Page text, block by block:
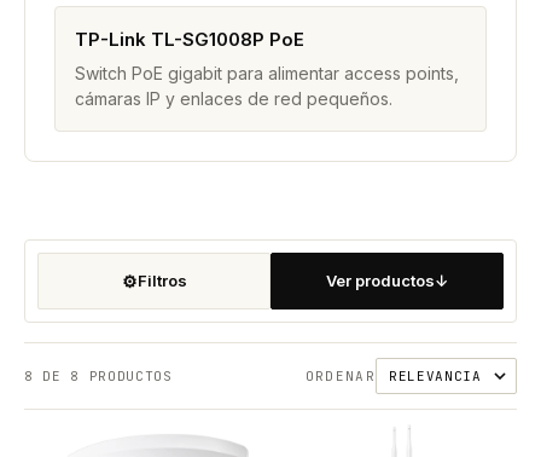
TP-Link TL-SG1008P PoE
Switch PoE gigabit para alimentar access points,
cámaras IP y enlaces de red pequeños.
⚙Filtros Ver productos↓
8 DE 8 PRODUCTOS ORDENAR